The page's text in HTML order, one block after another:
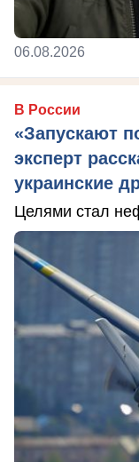
06.08.2026
В России
«Запускают
эксперт
украинские
Целями стал